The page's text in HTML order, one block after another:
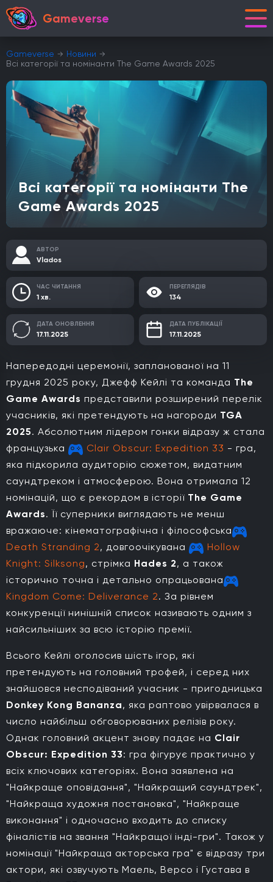
Gameverse
Gameverse
Новини
Всі категорії та номінанти The Game Awards 2025
Всі категорії та номінанти The
Game Awards 2025
АВТОР
Vlados
ЧАС ЧИТАННЯ
1 хв.
ПЕРЕГЛЯДІВ
134
ДАТА ОНОВЛЕННЯ
17.11.2025
ДАТА ПУБЛІКАЦІЇ
17.11.2025
Напередодні церемонії, запланованої на 11
грудня 2025 року, Джефф Кейлі та команда The
Game Awards представили розширений перелік
учасників, які претендують на нагороди TGA
2025. Абсолютним лідером гонки відразу ж стала
французька
Clair Obscur: Expedition 33 - гра,
яка підкорила аудиторію сюжетом, видатним
саундтреком і атмосферою. Вона отримала 12
номінацій, що є рекордом в історії The Game
Awards. Її суперники виглядають не менш
вражаюче: кінематографічна і філософська
Death Stranding 2, довгоочікувана
Hollow
Knight: Silksong, стрімка Hades 2, а також
історично точна і детально опрацьована
Kingdom Come: Deliverance 2. За рівнем
конкуренції нинішній список називають одним з
найсильніших за всю історію премії.
Всього Кейлі оголосив шість ігор, які
претендують на головний трофей, і серед них
знайшовся несподіваний учасник - пригодницька
Donkey Kong Bananza, яка раптово увірвалася в
число найбільш обговорюваних релізів року.
Однак головний акцент знову падає на Clair
Obscur: Expedition 33: гра фігурує практично у
всіх ключових категоріях. Вона заявлена на
"Найкраще оповідання", "Найкращий саундтрек",
"Найкраща художня постановка", "Найкраще
виконання" і одночасно входить до списку
фіналістів на звання "Найкращої інді-гри". Також у
номінації "Найкраща акторська гра" є відразу три
актори, які озвучують Маель, Версо і Густава в